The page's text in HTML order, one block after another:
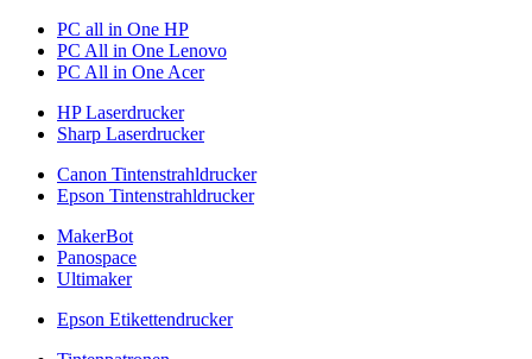
PC all in One HP
PC All in One Lenovo
PC All in One Acer
HP Laserdrucker
Sharp Laserdrucker
Canon Tintenstrahldrucker
Epson Tintenstrahldrucker
MakerBot
Panospace
Ultimaker
Epson Etikettendrucker